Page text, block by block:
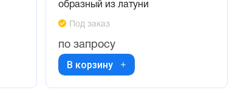
образный из латуни
Под заказ
по запросу
В корзину